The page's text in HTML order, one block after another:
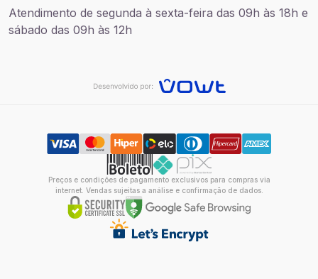
Atendimento de segunda à sexta-feira das 09h às 18h e
sábado das 09h às 12h
Preços e condições de pagamento exclusivos para compras via
internet. Vendas sujeitas a análise e confirmação de dados.